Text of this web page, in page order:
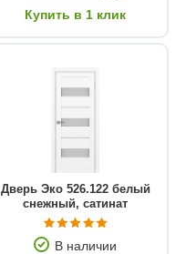
Купить в 1 клик
Дверь Эко 526.122 белый
снежный, сатинат
В наличии